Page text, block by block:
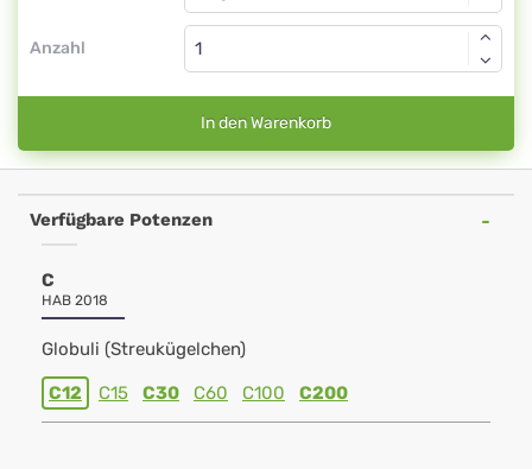
Anzahl
In den Warenkorb
Verfügbare Potenzen
C
HAB 2018
Globuli (Streukügelchen)
C12 C15 C30 C60 C100 C200